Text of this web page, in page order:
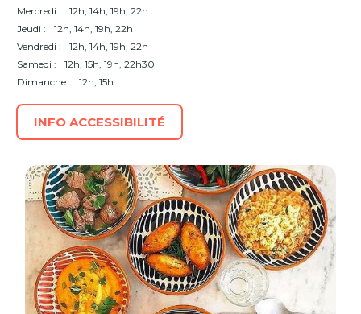
Mercredi :
12h, 14h, 19h, 22h
Jeudi :
12h, 14h, 19h, 22h
Vendredi :
12h, 14h, 19h, 22h
Samedi :
12h, 15h, 19h, 22h30
Dimanche :
12h, 15h
INFO ACCESSIBILITÉ